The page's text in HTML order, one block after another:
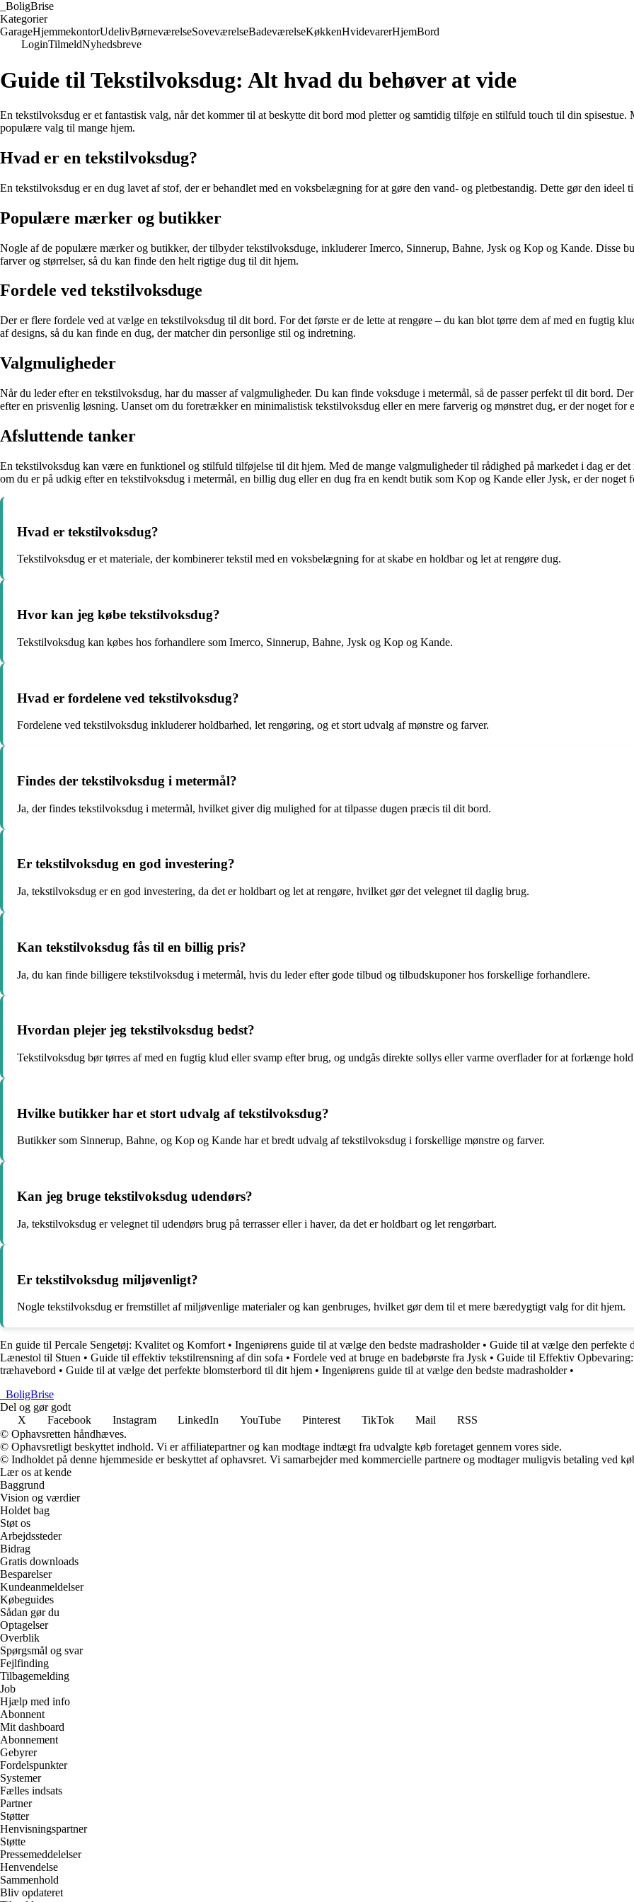
BoligBrise
Kategorier
GarageHjemmekontorUdelivBørneværelseSoveværelseBadeværelseKøkkenHvidevarerHjemBord
LoginTilmeldNyhedsbreve
Guide til Tekstilvoksdug: Alt hvad du behøver at vide
En tekstilvoksdug er et fantastisk valg, når det kommer til at beskytte dit bord mod pletter og samtidig tilføje en stilfuld touch til din
populære valg til mange hjem.
Hvad er en tekstilvoksdug?
En tekstilvoksdug er en dug lavet af stof, der er behandlet med en voksbelægning for at gøre den vand- og pletbestandig. Dette gør den ideel
Populære mærker og butikker
Nogle af de populære mærker og butikker, der tilbyder tekstilvoksduge, inkluderer Imerco, Sinnerup, Bahne, Jysk og Kop og Kande. Disse
farver og størrelser, så du kan finde den helt rigtige dug til dit hjem.
Fordele ved tekstilvoksduge
Der er flere fordele ved at vælge en tekstilvoksdug til dit bord. For det første er de lette at rengøre – du kan blot tørre dem af med en fugtig
af designs, så du kan finde en dug, der matcher din personlige stil og indretning.
Valgmuligheder
Når du leder efter en tekstilvoksdug, har du masser af valgmuligheder. Du kan finde voksduge i metermål, så de passer perfekt til dit bord.
efter en prisvenlig løsning. Uanset om du foretrækker en minimalistisk tekstilvoksdug eller en mere farverig og mønstret dug, er der noget for
Afsluttende tanker
En tekstilvoksdug kan være en funktionel og stilfuld tilføjelse til dit hjem. Med de mange valgmuligheder til rådighed på markedet i dag er
om du er på udkig efter en tekstilvoksdug i metermål, en billig dug eller en dug fra en kendt butik som Kop og Kande eller Jysk, er der noget
Hvad er tekstilvoksdug?
Tekstilvoksdug er et materiale, der kombinerer tekstil med en voksbelægning for at skabe en holdbar og let at rengøre dug.
Hvor kan jeg købe tekstilvoksdug?
Tekstilvoksdug kan købes hos forhandlere som Imerco, Sinnerup, Bahne, Jysk og Kop og Kande.
Hvad er fordelene ved tekstilvoksdug?
Fordelene ved tekstilvoksdug inkluderer holdbarhed, let rengøring, og et stort udvalg af mønstre og farver.
Findes der tekstilvoksdug i metermål?
Ja, der findes tekstilvoksdug i metermål, hvilket giver dig mulighed for at tilpasse dugen præcis til dit bord.
Er tekstilvoksdug en god investering?
Ja, tekstilvoksdug er en god investering, da det er holdbart og let at rengøre, hvilket gør det velegnet til daglig brug.
Kan tekstilvoksdug fås til en billig pris?
Ja, du kan finde billigere tekstilvoksdug i metermål, hvis du leder efter gode tilbud og tilbudskuponer hos forskellige forhandlere.
Hvordan plejer jeg tekstilvoksdug bedst?
Tekstilvoksdug bør tørres af med en fugtig klud eller svamp efter brug, og undgås direkte sollys eller varme overflader for at forlænge
Hvilke butikker har et stort udvalg af tekstilvoksdug?
Butikker som Sinnerup, Bahne, og Kop og Kande har et bredt udvalg af tekstilvoksdug i forskellige mønstre og farver.
Kan jeg bruge tekstilvoksdug udendørs?
Ja, tekstilvoksdug er velegnet til udendørs brug på terrasser eller i haver, da det er holdbart og let rengørbart.
Er tekstilvoksdug miljøvenligt?
Nogle tekstilvoksdug er fremstillet af miljøvenlige materialer og kan genbruges, hvilket gør dem til et mere bæredygtigt valg for dit hjem.
En guide til Percale Sengetøj: Kvalitet og Komfort • Ingeniørens guide til at vælge den bedste madrasholder• Guide til at vælge den perfekte
Lænestol til Stuen • Guide til effektiv tekstilrensning af din sofa • Fordele ved at bruge en badebørste fra Jysk • Guide til Effektiv
træhavebord • Guide til at vælge det perfekte blomsterbord til dit hjem • Ingeniørens guide til at vælge den bedste madrasholder•
BoligBrise
Del og gør godt
X
Facebook Instagram LinkedIn YouTube Pinterest TikTok Mail
RSS
© Ophavsretten håndhæves.
© Ophavsretligt beskyttet indhold. Vi er affiliatepartner og kan modtage indtægt fra udvalgte køb foretaget gennem vores side.
© Indholdet på denne hjemmeside er beskyttet af ophavsret. Vi samarbejder med kommercielle partnere og modtager muligvis betaling ved
Lær os at kende
Baggrund
Vision og værdier
Holdet bag
Støt os
Arbejdssteder
Bidrag
Gratis downloads
Besparelser
Kundeanmeldelser
Købeguides
Sådan gør du
Optagelser
Overblik
Spørgsmål og svar
Fejlfinding
Tilbagemelding
Job
Hjælp med info
Abonnent
Mit dashboard
Abonnement
Gebyrer
Fordelspunkter
Systemer
Fælles indsats
Partner
Støtter
Henvisningspartner
Støtte
Pressemeddelelser
Henvendelse
Sammenhold
Bliv opdateret